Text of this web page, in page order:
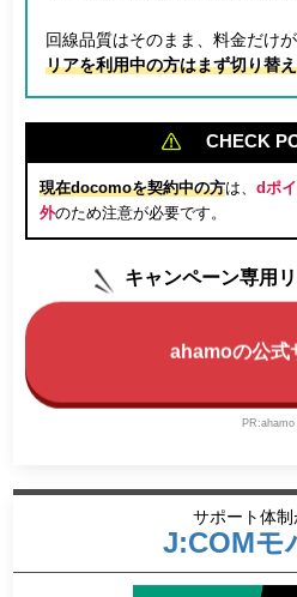
回線品質はそのまま、料金だけ
リアを利用中の方はまず切り替
CHECK
現在docomoを契約中の方は、dポ
外のため注意が必要です。
キャンペーン専用
ahamoの公式
PR:ahamo
サポート体
J:COMモ